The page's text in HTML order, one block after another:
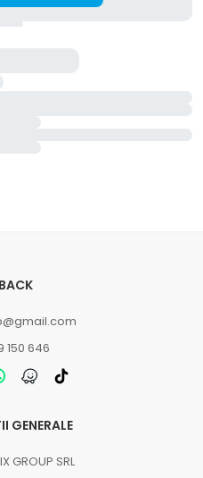
150 646
GENERALE
GROUP SRL